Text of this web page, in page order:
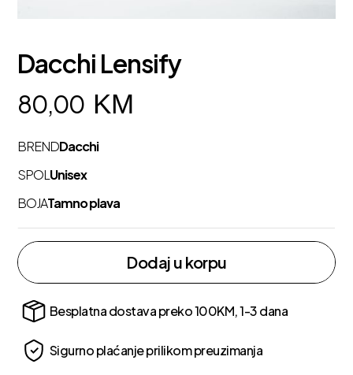
Dacchi Lensify
80,00 KM
BRENDDacchi
SPOL Unisex
BOJATamno plava
Dodaj u korpu
Besplatna dostava preko 100KM, 1-3 dana
Sigurno plaćanje prilikom preuzimanja